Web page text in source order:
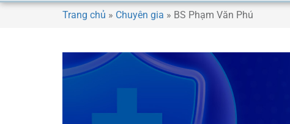
Trang chủ » Chuyên gia » BS Phạm Văn Phú